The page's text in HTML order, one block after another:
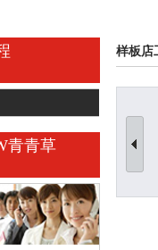
青青草
样板店